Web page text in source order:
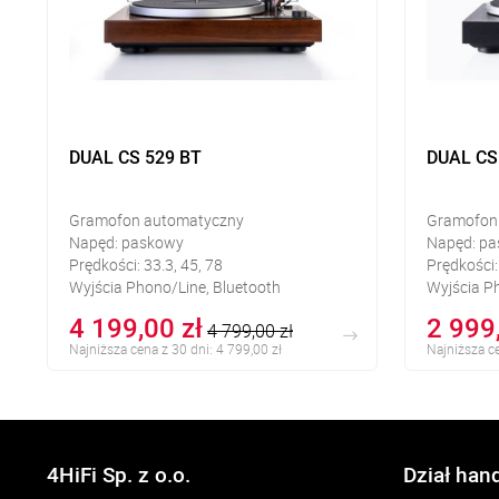
DUAL CS 529 BT
Gramofon automatyczny
Napęd: paskowy
Prędkości: 33.3, 45, 78
Wyjścia Phono/Line, Bluetooth
4 199,00 zł4 799,00 zł
Najniższa cena z 30 dni: 4 799,00 zł
DUAL
Napęd:
Wyjścia
2
Najniższa
4HiFi Sp. z o.o. Dział